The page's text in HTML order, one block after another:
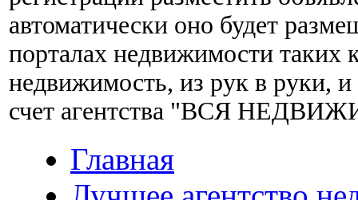
автоматически оно будет
порталах недвижимости таких
недвижимость, из рук в руки,
счет агентства "ВСЯ
Главная